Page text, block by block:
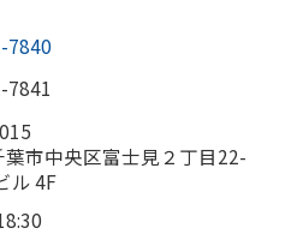
7840
7841
市中央区富士見２丁目22-
ル 4F